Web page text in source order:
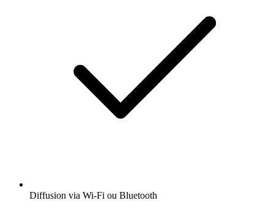
Diffusion via Wi-Fi ou Bluetooth